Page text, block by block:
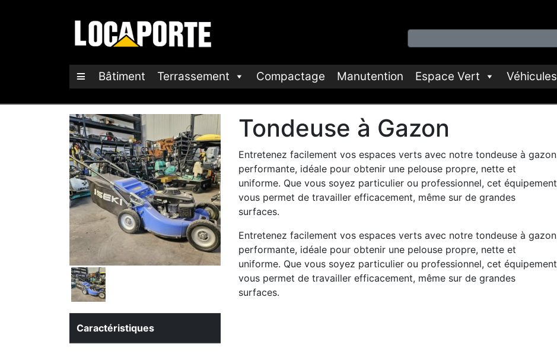
Bâtiment Terrassement Compactage Manutention Espace Vert Véhicules
Caractéristiques
Tondeuse à Gazon
Entretenez facilement vos espaces verts avec notre tondeuse à gazon
performante, idéale pour obtenir une pelouse propre, nette et
uniforme. Que vous soyez particulier ou professionnel, cet équipement
vous permet de travailler efficacement, même sur de grandes
surfaces.
Entretenez facilement vos espaces verts avec notre tondeuse à gazon
performante, idéale pour obtenir une pelouse propre, nette et
uniforme. Que vous soyez particulier ou professionnel, cet équipement
vous permet de travailler efficacement, même sur de grandes
surfaces.